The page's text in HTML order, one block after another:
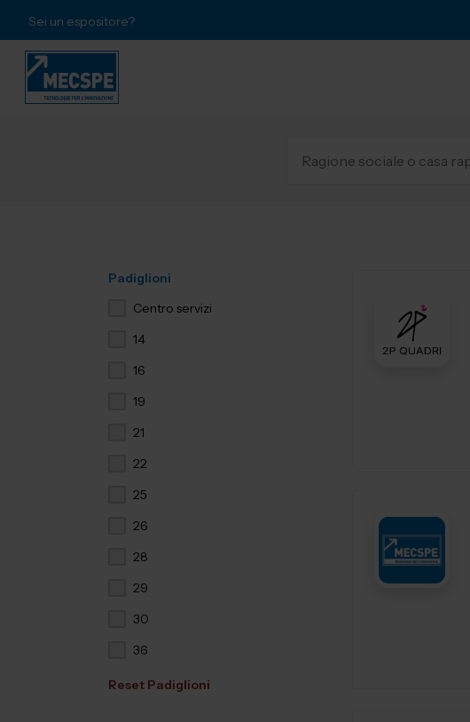
Sei un espositore?
Padiglioni
Centro servizi
14
16
19
21
22
25
26
28
29
30
36
Reset Padiglioni